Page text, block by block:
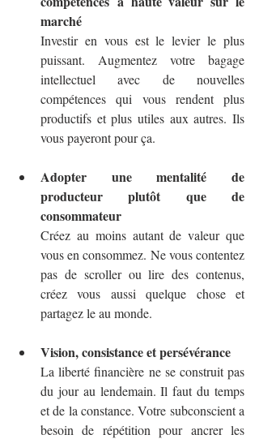
marché
Investir en vous est le levier le plus
puissant. Augmentez votre bagage
intellectuel avec de nouvelles
compétences qui vous rendent plus
productifs et plus utiles aux autres. Ils
vous payeront pour ça.
Adopter une mentalité de
producteur plutôt que de
consommateur
Créez au moins autant de valeur que
vous en consommez. Ne vous contentez
pas de scroller ou lire des contenus,
créez vous aussi quelque chose et
partagez le au monde.
Vision, consistance et persévérance
La liberté financière ne se construit pas
du jour au lendemain. Il faut du temps
et de la constance. Votre subconscient a
besoin de répétition pour ancrer les